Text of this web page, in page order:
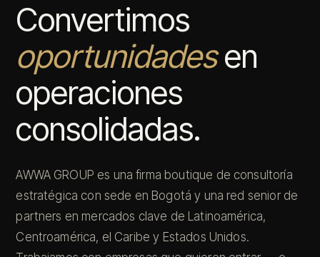
Convertimos
oportunidadesen
operaciones
consolidadas.
AWWA GROUP es una firma boutique de consultoría
estratégica con sede en Bogotá y una red senior de
partners en mercados clave de Latinoamérica,
Centroamérica, el Caribe y Estados Unidos.